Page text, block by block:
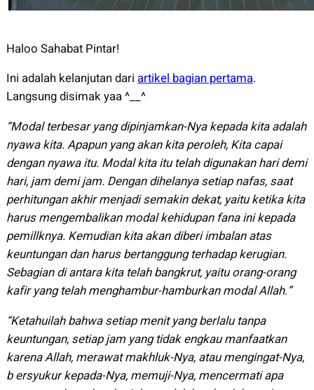
Haloo Sahabat Pintar!
Ini adalah kelanjutan dari artikel bagian pertama.
Langsung disimak yaa ^__^
“Modal terbesar yang dipinjamkan-Nya kepada kita adalah
nyawa kita. Apapun yang akan kita peroleh, Kita capai
dengan nyawa itu. Modal kita itu telah digunakan hari demi
hari, jam demi jam. Dengan dihelanya setiap nafas, saat
perhitungan akhir menjadi semakin dekat, yaitu ketika kita
harus mengembalikan modal kehidupan fana ini kepada
pemillknya. Kemudian kita akan diberi imbalan atas
keuntungan dan harus bertanggung terhadap kerugian.
Sebagian di antara kita telah bangkrut, yaitu orang-orang
kafir yang telah menghambur-hamburkan modal Allah.”
“Ketahuilah bahwa setiap menit yang berlalu tanpa
keuntungan, setiap jam yang tidak engkau manfaatkan
karena Allah, merawat makhluk-Nya, atau mengingat-Nya,
b ersyukur kepada-Nya, memuji-Nya, mencermati apa